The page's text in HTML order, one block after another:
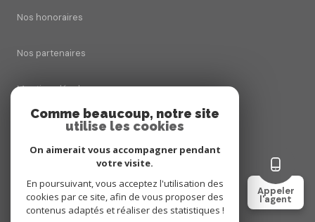
Appeler
l'agent
Nos honoraires
Nos partenaires
Mentions légales
Cookies
Comme beaucoup, notre site
utilise les cookies
On aimerait vous accompagner pendant
votre visite.
En poursuivant, vous acceptez l'utilisation des
cookies par ce site, afin de vous proposer des
contenus adaptés et réaliser des statistiques !